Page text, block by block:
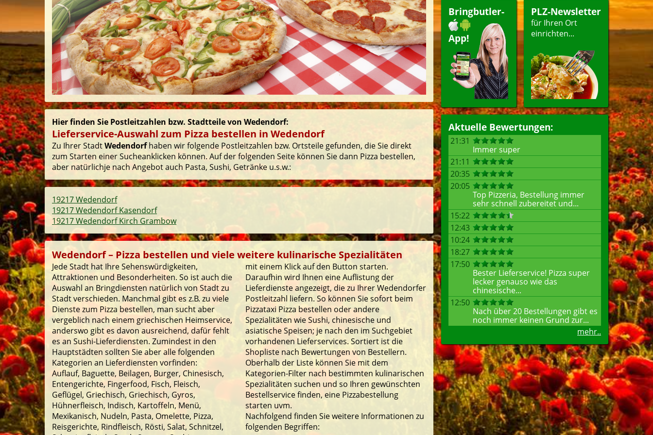
Bringbutler-
App!
PLZ-Newsletter
für Ihren Ort
einrichten...
Aktuelle Bewertungen:
21:31
Immer super
21:11
20:35
20:05
Top Pizzeria, Bestellung immer
sehr schnell zubereitet und...
15:22
12:43
10:24
18:27
17:50
Bester Lieferservice! Pizza super
lecker genauso wie das
chinesische...
12:50
Nach über 20 Bestellungen gibt es
noch immer keinen Grund zur...
mehr..
Hier finden Sie Postleitzahlen bzw. Stadtteile von Wedendorf:
Lieferservice-Auswahl zum Pizza bestellen in Wedendorf
Zu Ihrer StadtWedendorfhaben wir folgende Postleitzahlen bzw. Ortsteile gefunden, die Sie direkt
zum Starten einer Sucheanklicken können. Auf der folgenden Seite können Sie dann Pizza bestellen,
aber natürlichje nach Angebot auch Pasta, Sushi, Getränke u.s.w.:
19217 Wedendorf
19217 Wedendorf Kasendorf
19217 Wedendorf Kirch Grambow
Wedendorf – Pizza bestellen und viele weitere kulinarische Spezialitäten
Jede Stadt hat Ihre Sehenswürdigkeiten,
Attraktionen und Besonderheiten. So ist auch die
Auswahl an Bringdiensten natürlich von Stadt zu
Stadt verschieden. Manchmal gibt es z.B. zu viele
Dienste zum Pizza bestellen, man sucht aber
vergeblich nach einem griechischen Heimservice,
anderswo gibt es davon ausreichend, dafür fehlt
es an Sushi-Lieferdiensten. Zumindest in den
Hauptstädten sollten Sie aber alle folgenden
Kategorien an Lieferdiensten vorfinden:
Auflauf, Baguette, Beilagen, Burger, Chinesisch,
Entengerichte, Fingerfood, Fisch, Fleisch,
Geflügel, Griechisch, Griechisch, Gyros,
Hühnerfleisch, Indisch, Kartoffeln, Menü,
Mexikanisch, Nudeln, Pasta, Omelette, Pizza,
Reisgerichte, Rindfleisch, Rösti, Salat, Schnitzel,
mit einem Klick auf den Button starten.
Daraufhin wird Ihnen eine Auflistung der
Lieferdienste angezeigt, die zu Ihrer Wedendorfer
Postleitzahl liefern. So können Sie sofort beim
Pizzataxi Pizza bestellen oder andere
Spezialitäten wie Sushi, chinesische und
asiatische Speisen; je nach den im Suchgebiet
vorhandenen Lieferservices. Sortiert ist die
Shopliste nach Bewertungen von Bestellern.
Oberhalb der Liste können Sie mit dem
Kategorien-Filter nach bestimmten kulinarischen
Spezialitäten suchen und so Ihren gewünschten
Bestellservice finden, eine Pizzabestellung
starten uvm.
Nachfolgend finden Sie weitere Informationen zu
folgenden Begriffen: